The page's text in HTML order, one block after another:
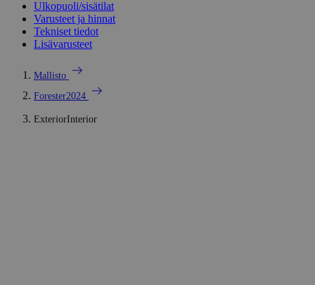
Ulkopuoli/sisätilat
Varusteet ja hinnat
Tekniset tiedot
Lisävarusteet
Mallisto arrow_right_alt
Forester2024 arrow_right_alt
ExteriorInterior